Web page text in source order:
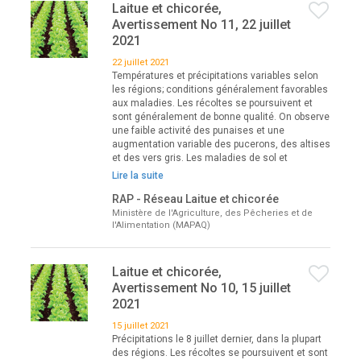
Laitue et chicorée,
Avertissement No 11, 22 juillet
2021
22 juillet 2021
Températures et précipitations variables selon
les régions; conditions généralement favorables
aux maladies. Les récoltes se poursuivent et
sont généralement de bonne qualité. On observe
une faible activité des punaises et une
augmentation variable des pucerons, des altises
et des vers gris. Les maladies de sol et
Lire la suite
RAP - Réseau Laitue et chicorée
Ministère de l'Agriculture, des Pêcheries et de
l'Alimentation (MAPAQ)
Laitue et chicorée,
Avertissement No 10, 15 juillet
2021
15 juillet 2021
Précipitations le 8 juillet dernier, dans la plupart
des régions. Les récoltes se poursuivent et sont